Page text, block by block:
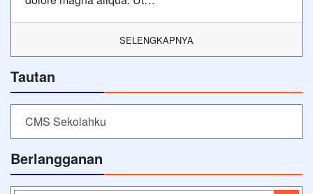
SELENGKAPNYA
Tautan
CMS Sekolahku
Berlangganan